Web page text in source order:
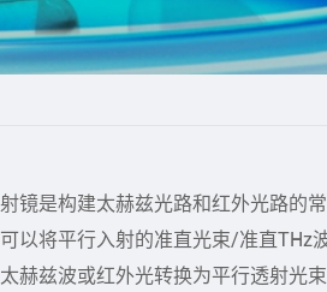
镜是构建太赫兹光路和红外光路的
以将平行入射的准直光束/准直THz
赫兹波或红外光转换为平行透射光束